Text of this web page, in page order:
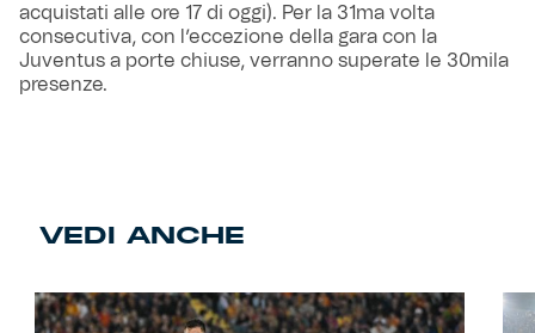
acquistati alle ore 17 di oggi). Per la 31ma volta
consecutiva, con l’eccezione della gara con la
Juventus a porte chiuse, verranno superate le 30mila
presenze.
VEDI ANCHE